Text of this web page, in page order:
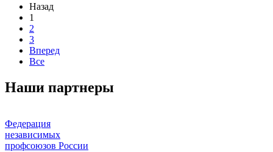
Назад
1
2
3
Вперед
Все
Наши партнеры
Федерация
независимых
профсоюзов России